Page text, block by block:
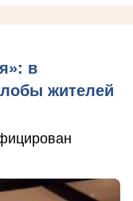
в
жителей